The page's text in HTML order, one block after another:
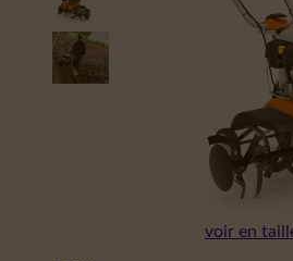
voir en